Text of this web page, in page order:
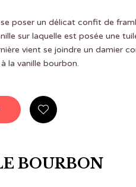
poser un délicat confit de
sur laquelle est posée une
vient se joindre un damier
la vanille bourbon.
Ce
produit
Les
BOURBON